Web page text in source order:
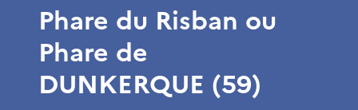
Phare du Risban ou
Phare de
DUNKERQUE (59)